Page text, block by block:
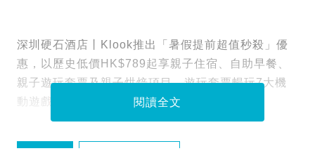
深圳硬石酒店丨Klook推出「暑假提前超值秒殺」優
惠，以歷史低價HK$789起享親子住宿、自助早餐、
親子遊玩套票及親子烘焙項目，遊玩套票暢玩7大機
動遊戲！即睇詳情！
閱讀全文